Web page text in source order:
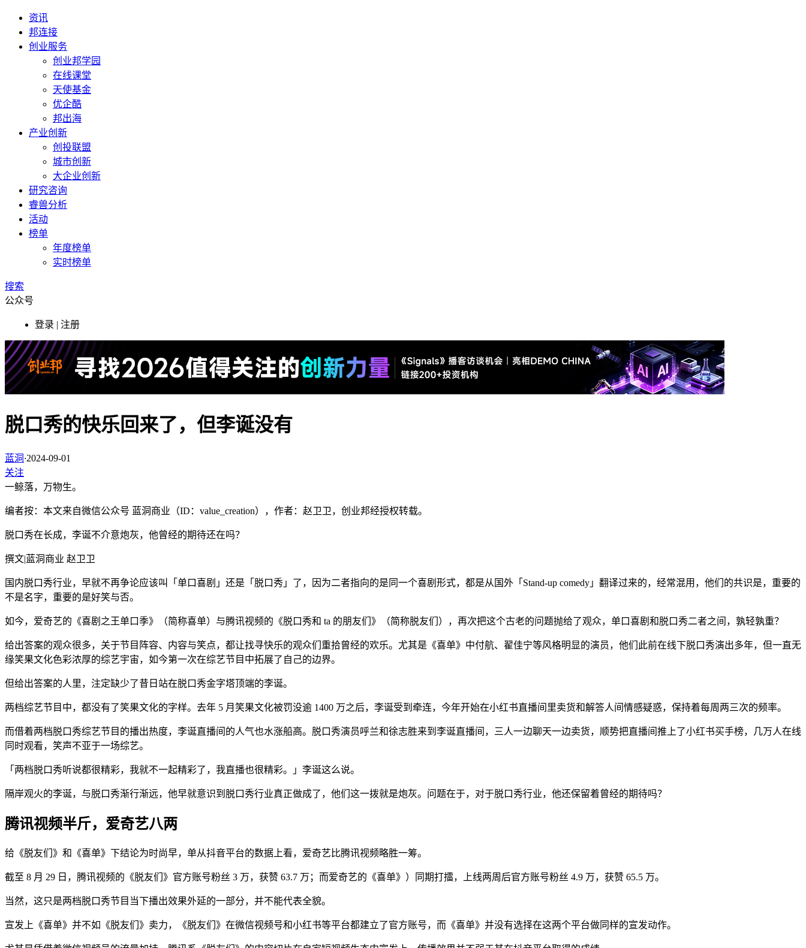
资讯
邦连接
创业服务
创业邦学园
在线课堂
天使基金
优企酷
邦出海
产业创新
创投联盟
城市创新
大企业创新
研究咨询
睿兽分析
活动
榜单
年度榜单
实时榜单
搜索
公众号
登录 | 注册
脱口秀的快乐回来了，但李诞没有
蓝洞 ·2024-09-01
关注
一鲸落，万物生。
编者按：本文来自微信公众号 蓝洞商业（ID：value_creation），作者：赵卫卫 ，创业邦经授权转载。
脱口秀在长成，李诞不介意炮灰，他曾经的期待还在吗？
撰文|蓝洞商业 赵卫卫
国内脱口秀行业，早就不再争论应该叫「单口喜剧」还是「脱口秀」了，因为二者指向的是同一个喜剧形式，都是从国外「Stand-up comedy」翻译过来的，经常混用，他们的共识是，重要的
不是名字，重要的是好笑与否。
如今，爱奇艺的《喜剧之王单口季》（简称喜单）与腾讯视频的《脱口秀和 ta 的朋友们》（简称脱友们），再次把这个古老的问题抛给了观众，单口喜剧和脱口秀二者之间，孰轻孰重？
给出答案的观众很多，关于节目阵容、内容与笑点，都让找寻快乐的观众们重拾曾经的欢乐。尤其是《喜单》中付航、翟佳宁等风格明显的演员，他们此前在线下脱口秀演出多年，但一直无
缘笑果文化色彩浓厚的综艺宇宙，如今第一次在综艺节目中拓展了自己的边界。
但给出答案的人里，注定缺少了昔日站在脱口秀金字塔顶端的李诞。
两档综艺节目中，都没有了笑果文化的字样。去年 5 月笑果文化被罚没逾 1400 万之后，李诞受到牵连，今年开始在小红书直播间里卖货和解答人间情感疑惑，保持着每周两三次的频率。
而借着两档脱口秀综艺节目的播出热度，李诞直播间的人气也水涨船高。脱口秀演员呼兰和徐志胜来到李诞直播间，三人一边聊天一边卖货，顺势把直播间推上了小红书买手榜，几万人在线
同时观看，笑声不亚于一场综艺。
「两档脱口秀听说都很精彩，我就不一起精彩了，我直播也很精彩。」李诞这么说。
隔岸观火的李诞，与脱口秀渐行渐远，他早就意识到脱口秀行业真正做成了，他们这一拨就是炮灰。问题在于，对于脱口秀行业，他还保留着曾经的期待吗？
腾讯视频半斤，爱奇艺八两
给《脱友们》和《喜单》下结论为时尚早，单从抖音平台的数据上看，爱奇艺比腾讯视频略胜一筹。
截至 8 月 29 日，腾讯视频的《脱友们》官方账号粉丝 3 万，获赞 63.7 万；而爱奇艺的《喜单》）同期打擂，上线两周后官方账号粉丝 4.9 万，获赞 65.5 万。
当然，这只是两档脱口秀节目当下播出效果外延的一部分，并不能代表全貌。
宣发上《喜单》并不如《脱友们》卖力，《脱友们》在微信视频号和小红书等平台都建立了官方账号，而《喜单》并没有选择在这两个平台做同样的宣发动作。